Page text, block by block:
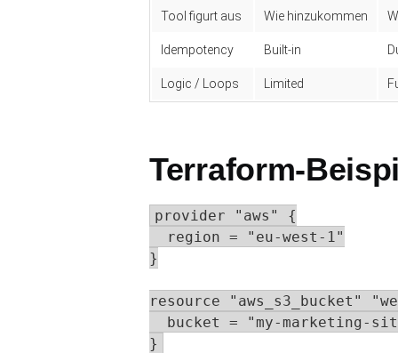
Tool figurt aus Wie hinzukommen
Idempotency Built-in
Logic / Loops Limited
Terraform-
provider "aws" {
  region = "eu-west-1"
}
resource "aws_s3_bucket"
bucket = "my-marketing-
}